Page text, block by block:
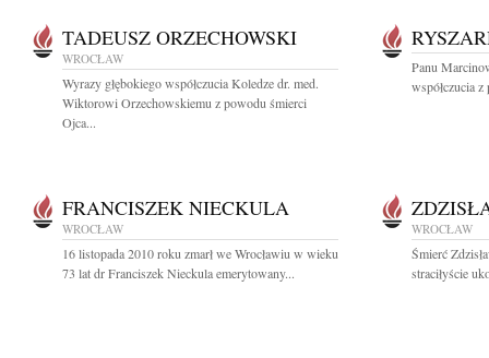
TADEUSZ ORZECHOWSKI
WROCŁAW
Wyrazy głębokiego współczucia Koledze dr. med.
Wiktorowi Orzechowskiemu z powodu śmierci
Ojca...
Panu
współczucia
FRANCISZEK NIECKULA
WROCŁAW
16 listopada 2010 roku zmarł we Wrocławiu w wieku
73 lat dr Franciszek Nieckula emerytowany...
WROCŁAW
Śmierć
straciłyście